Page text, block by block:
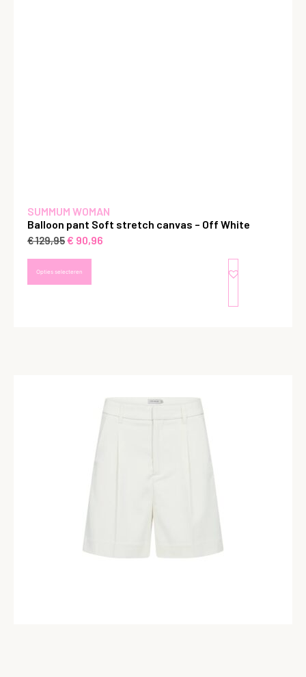
SUMMUM WOMAN
Balloon pant Soft stretch canvas – Off White
€129,95€ 90,96
Opties selecteren